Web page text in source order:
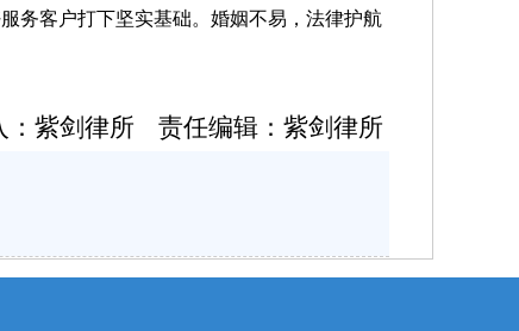
务客户打下坚实基础。婚姻不易，法律护航
：紫剑律所 责任编辑：紫剑律所